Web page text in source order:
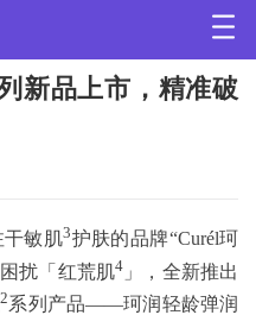
新品上市，精准破
敏肌3护肤的品牌“Curél珂
扰「红荒肌4 」，全新推出
2系列产品——珂润轻龄弹润